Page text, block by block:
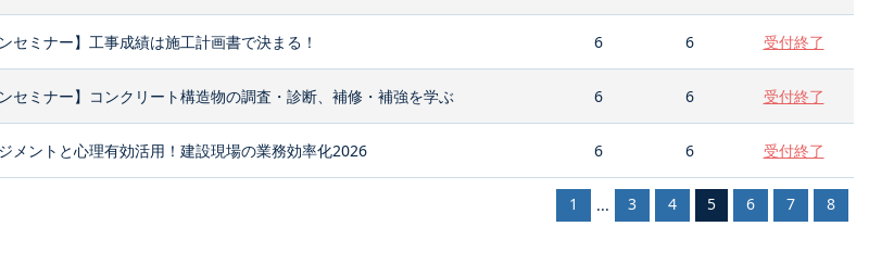
セミナー】工事成績は施工計画書で決まる！ 6 6 受付終了
ンセミナー】コンクリート構造物の調査・診断、補修・補強を学ぶ 6 6 受付終了
メントと心理有効活用！建設現場の業務効率化2026 6 6 受付終了
1 ... 3 4 5 6 7 8